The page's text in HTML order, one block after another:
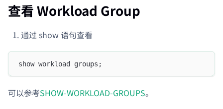
查看 Workload Group
通过 show 语句查看
show workload groups;
可以参考SHOW-WORKLOAD-GROUPS。